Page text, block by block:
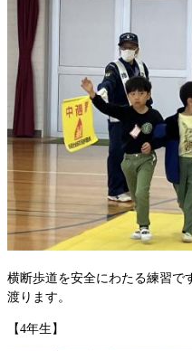
横断歩道を安全にわたる練習で
渡ります。
【4年生】